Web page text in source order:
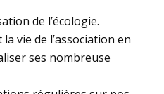
de l’écologie.
vie de l’association en
ses nombreuse